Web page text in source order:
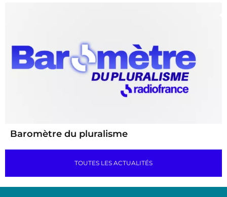
Baromètre du pluralisme
TOUTES LES ACTUALITÉS